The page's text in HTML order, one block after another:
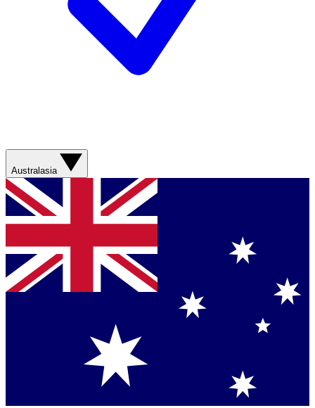
Australasia